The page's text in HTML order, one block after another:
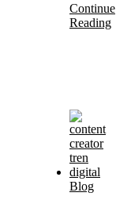
Continue
Reading
Blog